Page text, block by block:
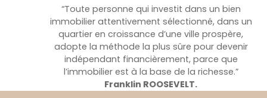
“Toute personne qui investit dans un bien
immobilier attentivement sélectionné, dans un
quartier en croissance d’une ville prospère,
adopte la méthode la plus sûre pour devenir
indépendant financièrement, parce que
l’immobilier est à la base de la richesse.”
Franklin ROOSEVELT.